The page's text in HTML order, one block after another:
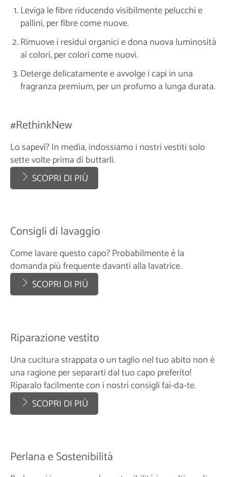
Leviga le fibre riducendo visibilmente pelucchi e
pallini, per fibre come nuove.
Rimuove i residui organici e dona nuova luminosità
ai colori, per colori come nuovi.
Deterge delicatamente e avvolge i capi in una
fragranza premium, per un profumo a lunga durata.
#RethinkNew
Lo sapevi? In media, indossiamo i nostri vestiti solo
sette volte prima di buttarli.
SCOPRI DI PIÙ
Consigli di lavaggio
Come lavare questo capo? Probabilmente è la
domanda più frequente davanti alla lavatrice.
SCOPRI DI PIÙ
Riparazione vestito
Una cucitura strappata o un taglio nel tuo abito non è
una ragione per separarti dal tuo capo preferito!
Riparalo facilmente con i nostri consigli fai-da-te.
SCOPRI DI PIÙ
Perlana e Sostenibilità